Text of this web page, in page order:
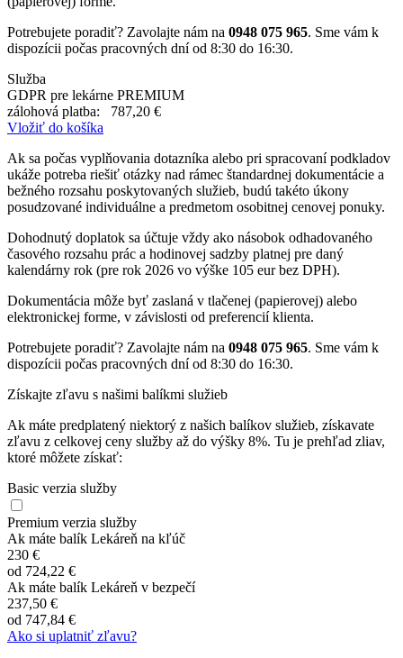
Potrebujete poradiť? Zavolajte nám na 0948 075 965. Sme vám k
dispozícii počas pracovných dní od 8:30 do 16:30.
Služba
GDPR pre lekárne PREMIUM
zálohová platba: 787,20 €
Vložiť do košíka
Ak sa počas vyplňovania dotazníka alebo pri spracovaní podkladov
ukáže potreba riešiť otázky nad rámec štandardnej dokumentácie a
bežného rozsahu poskytovaných služieb, budú takéto úkony
posudzované individuálne a predmetom osobitnej cenovej ponuky.
Dohodnutý doplatok sa účtuje vždy ako násobok odhadovaného
časového rozsahu prác a hodinovej sadzby platnej pre daný
kalendárny rok (pre rok 2026 vo výške 105 eur bez DPH).
Dokumentácia môže byť zaslaná v tlačenej (papierovej) alebo
elektronickej forme, v závislosti od preferencií klienta.
Potrebujete poradiť? Zavolajte nám na 0948 075 965. Sme vám k
dispozícii počas pracovných dní od 8:30 do 16:30.
Získajte zľavu s našimi balíkmi služieb
Ak máte predplatený niektorý z našich balíkov služieb, získavate
zľavu z celkovej ceny služby až do výšky 8%. Tu je prehľad zliav,
ktoré môžete získať:
Basic verzia služby
Premium verzia služby
Ak máte balík Lekáreň na kľúč
230 €
od 724,22 €
Ak máte balík Lekáreň v bezpečí
237,50 €
od 747,84 €
Ako si uplatniť zľavu?